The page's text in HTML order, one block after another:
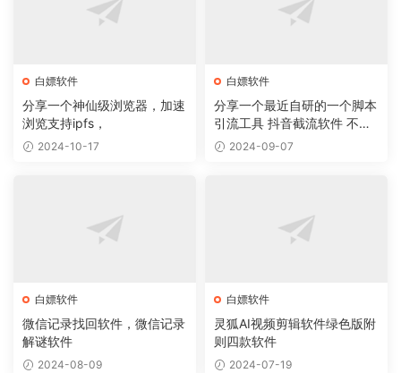
白嫖软件
分享一个神仙级浏览器，加速
浏览支持ipfs，
2024-10-17
白嫖软件
分享一个最近自研的一个脚本
引流工具 抖音截流软件 不封
号 无痕
2024-09-07
白嫖软件
微信记录找回软件，微信记录
解谜软件
2024-08-09
白嫖软件
灵狐AI视频剪辑软件绿色版附
则四款软件
2024-07-19